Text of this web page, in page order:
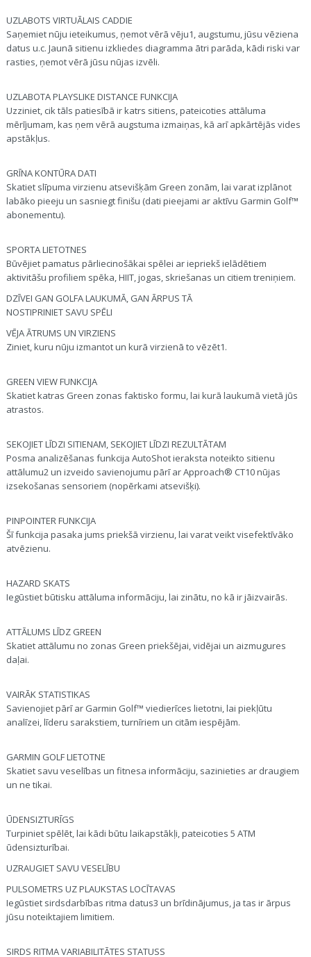
UZLABOTS VIRTUĀLAIS CADDIE
Saņemiet nūju ieteikumus, ņemot vērā vēju1, augstumu, jūsu vēziena
datus u.c. Jaunā sitienu izkliedes diagramma ātri parāda, kādi riski var
rasties, ņemot vērā jūsu nūjas izvēli.
UZLABOTA PLAYSLIKE DISTANCE FUNKCIJA
Uzziniet, cik tāls patiesībā ir katrs sitiens, pateicoties attāluma
mērījumam, kas ņem vērā augstuma izmaiņas, kā arī apkārtējās vides
apstākļus.
GRĪNA KONTŪRA DATI
Skatiet slīpuma virzienu atsevišķām Green zonām, lai varat izplānot
labāko pieeju un sasniegt finišu (dati pieejami ar aktīvu Garmin Golf™
abonementu).
SPORTA LIETOTNES
Būvējiet pamatus pārliecinošākai spēlei ar iepriekš ielādētiem
aktivitāšu profiliem spēka, HIIT, jogas, skriešanas un citiem treniņiem.
DZĪVEI GAN GOLFA LAUKUMĀ, GAN ĀRPUS TĀ
NOSTIPRINIET SAVU SPĒLI
VĒJA ĀTRUMS UN VIRZIENS
Ziniet, kuru nūju izmantot un kurā virzienā to vēzēt1.
GREEN VIEW FUNKCIJA
Skatiet katras Green zonas faktisko formu, lai kurā laukumā vietā jūs
atrastos.
SEKOJIET LĪDZI SITIENAM, SEKOJIET LĪDZI REZULTĀTAM
Posma analizēšanas funkcija AutoShot ieraksta noteikto sitienu
attālumu2 un izveido savienojumu pārī ar Approach® CT10 nūjas
izsekošanas sensoriem (nopērkami atsevišķi).
PINPOINTER FUNKCIJA
Šī funkcija pasaka jums priekšā virzienu, lai varat veikt visefektīvāko
atvēzienu.
HAZARD SKATS
Iegūstiet būtisku attāluma informāciju, lai zinātu, no kā ir jāizvairās.
ATTĀLUMS LĪDZ GREEN
Skatiet attālumu no zonas Green priekšējai, vidējai un aizmugures
daļai.
VAIRĀK STATISTIKAS
Savienojiet pārī ar Garmin Golf™ viedierīces lietotni, lai piekļūtu
analīzei, līderu sarakstiem, turnīriem un citām iespējām.
GARMIN GOLF LIETOTNE
Skatiet savu veselības un fitnesa informāciju, sazinieties ar draugiem
un ne tikai.
ŪDENSIZTURĪGS
Turpiniet spēlēt, lai kādi būtu laikapstākļi, pateicoties 5 ATM
ūdensizturībai.
UZRAUGIET SAVU VESELĪBU
PULSOMETRS UZ PLAUKSTAS LOCĪTAVAS
Iegūstiet sirdsdarbības ritma datus3 un brīdinājumus, ja tas ir ārpus
jūsu noteiktajiem limitiem.
SIRDS RITMA VARIABILITĀTES STATUSS